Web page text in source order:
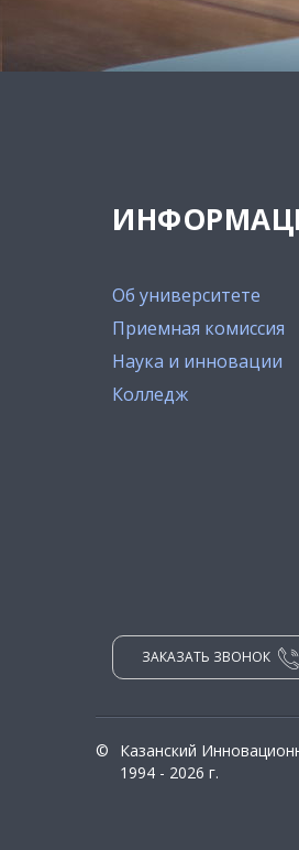
Об университете
Приемная комиссия
Наука и инновации
Колледж
ЗАКАЗАТЬ ЗВОНОК
©
Казанский
1994 - 2026 г.